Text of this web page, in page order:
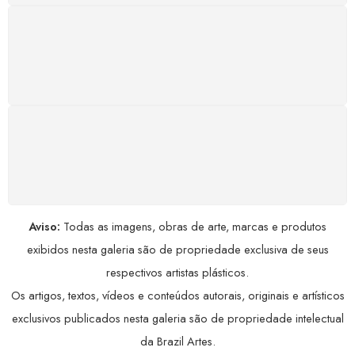
Aviso: Todas as imagens, obras de arte, marcas e produtos
exibidos nesta galeria são de propriedade exclusiva de seus
respectivos artistas plásticos.
Os artigos, textos, vídeos e conteúdos autorais, originais e artísticos
exclusivos publicados nesta galeria são de propriedade intelectual
da Brazil Artes.